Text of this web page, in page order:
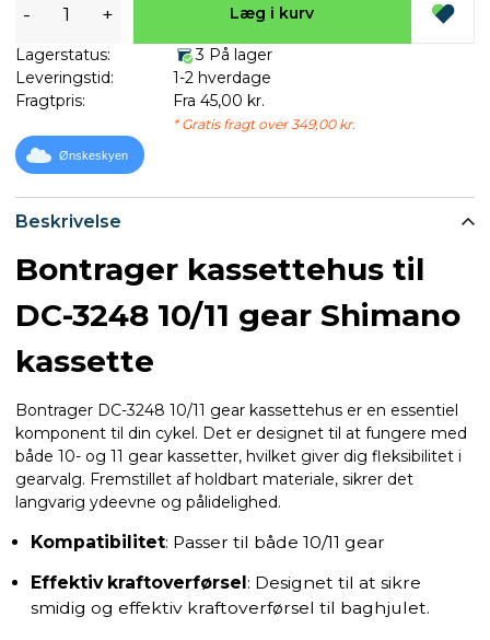
Beskrivelse
Bontrager kassettehus til
DC-3248 10/11 gear Shimano
kassette
Bontrager DC-3248 10/11 gear kassettehus er en essentiel
komponent til din cykel. Det er designet til at fungere med
både 10- og 11 gear kassetter, hvilket giver dig fleksibilitet i
gearvalg. Fremstillet af holdbart materiale, sikrer det
langvarig ydeevne og pålidelighed.
Kompatibilitet: Passer til både 10/11 gear
Effektiv kraftoverførsel: Designet til at sikre
smidig og effektiv kraftoverførsel til baghjulet.
- + Læg i kurv
Lagerstatus:
3 På lager
Leveringstid:
1-2 hverdage
Fragtpris:
Fra 45,00 kr.
* Gratis fragt over 349,00 kr.
Ønskeskyen